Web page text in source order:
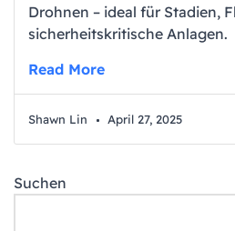
Drohnen – ideal für Stadien,
sicherheitskritische Anlagen.
Read More
Shawn Lin April 27, 2025
Suchen